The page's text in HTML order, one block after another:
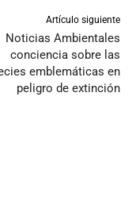
Artículo siguiente
Noticias Ambientales
conciencia sobre las
emblemáticas en
peligro de extinción